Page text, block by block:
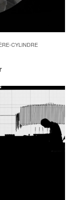
CYLINDRE